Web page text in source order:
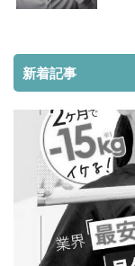
新着記事